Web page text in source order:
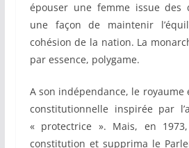
épouser une femme issue des
une façon de maintenir
cohésion de la nation. La
par essence, polygame.
A son indépendance, le
constitutionnelle inspirée par
« protectrice ». Mais, en
constitution et supprima le